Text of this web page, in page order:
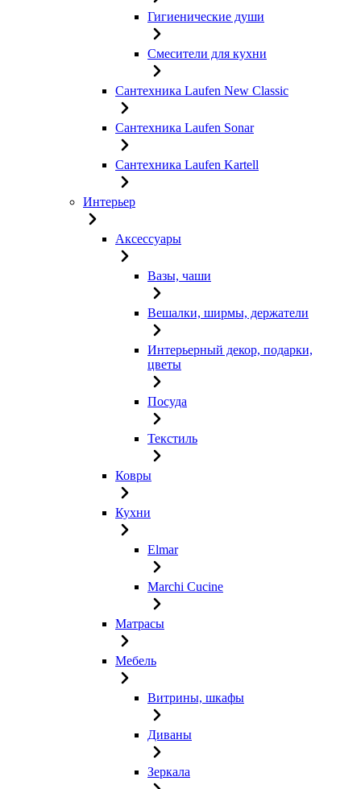
Гигиенические души
Смесители для кухни
Сантехника Laufen New Classic
Сантехника Laufen Sonar
Сантехника Laufen Kartell
Интерьер
Аксессуары
Вазы, чаши
Вешалки, ширмы, держатели
Интерьерный декор, подарки,
цветы
Посуда
Текстиль
Ковры
Кухни
Elmar
Marchi Cucine
Матрасы
Мебель
Витрины, шкафы
Диваны
Зеркала